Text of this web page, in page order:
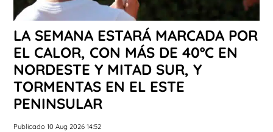
LA SEMANA ESTARÁ MARCADA POR
EL CALOR, CON MÁS DE 40ºC EN
NORDESTE Y MITAD SUR, Y
TORMENTAS EN EL ESTE
PENINSULAR
Publicado 10 Aug 2026 14:52